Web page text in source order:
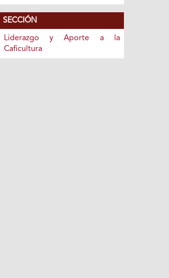
SECCIÓN
Liderazgo y Aporte a la
Caficultura